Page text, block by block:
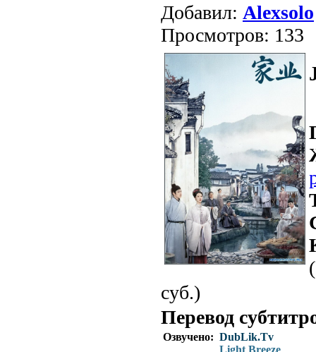
Добавил: Alexsolo
Просмотров: 133
суб.)
Перевод
Озвучено: DubLik.Tv